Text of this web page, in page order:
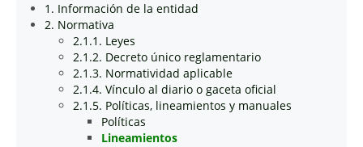
1. Información de la entidad
2. Normativa
2.1.1. Leyes
2.1.2. Decreto único reglamentario
2.1.3. Normatividad aplicable
2.1.4. Vínculo al diario o gaceta oficial
2.1.5. Políticas, lineamientos y manuales
Políticas
Lineamientos